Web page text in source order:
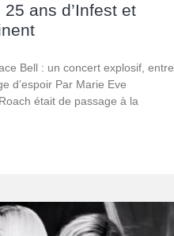
ans d’Infest et
Bell : un concert explosif, entre
d’espoir Par Marie Eve
était de passage à la